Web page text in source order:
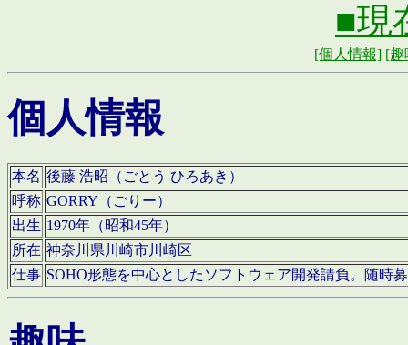
■現
[個人情報] [趣
個人情報
本名 後藤 浩昭（ごとう ひろあき）
呼称 GORRY（ごりー）
出生 1970年（昭和45年）
所在 神奈川県川崎市川崎区
仕事 SOHO形態を中心としたソフトウェア開発請負。随時